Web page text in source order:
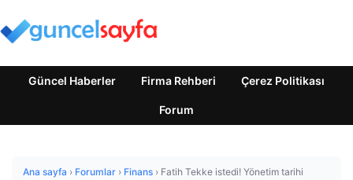
Güncel Haberler Firma Rehberi Çerez Politikası
Forum
Ana sayfa › Forumlar › Finans › Fatih Tekke istedi! Yönetim tarihi